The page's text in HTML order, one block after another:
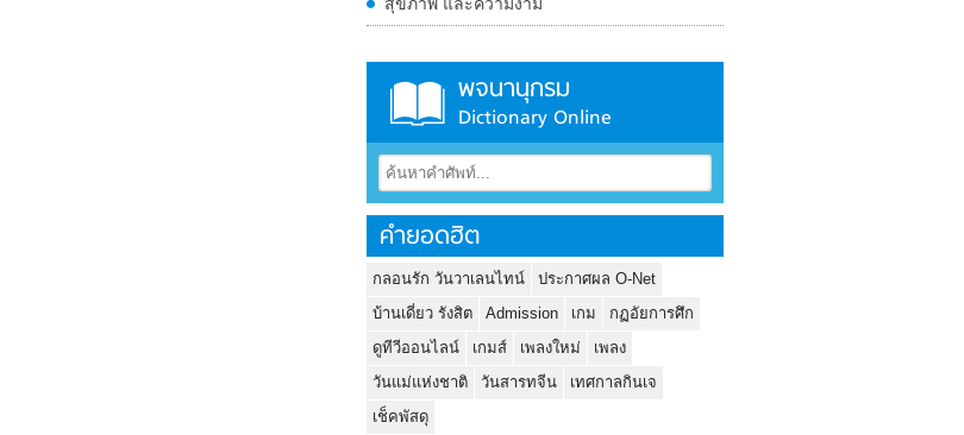
พจนานุกรม
Dictionary Online
คำยอดฮิต
กลอนรัก วันวาเลนไทน์
ประกาศผล O-Net
บ้านเดี่ยว รังสิต
Admission เกม
กฏอัยการศึก
ดูทีวีออนไลน์
เกมส์ เพลงใหม่
เพลง
วันแม่แห่งชาติ
วันสารทจีน
เทศกาลกินเจ
เช็คพัสดุ